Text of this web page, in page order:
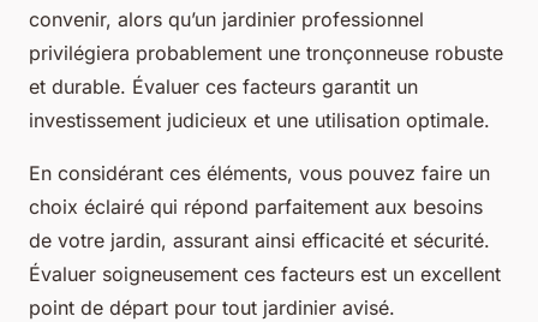
convenir, alors qu’un jardinier professionnel
privilégiera probablement une tronçonneuse robuste
et durable. Évaluer ces facteurs garantit un
investissement judicieux et une utilisation optimale.
En considérant ces éléments, vous pouvez faire un
choix éclairé qui répond parfaitement aux besoins
de votre jardin, assurant ainsi efficacité et sécurité.
Évaluer soigneusement ces facteurs est un excellent
point de départ pour tout jardinier avisé.